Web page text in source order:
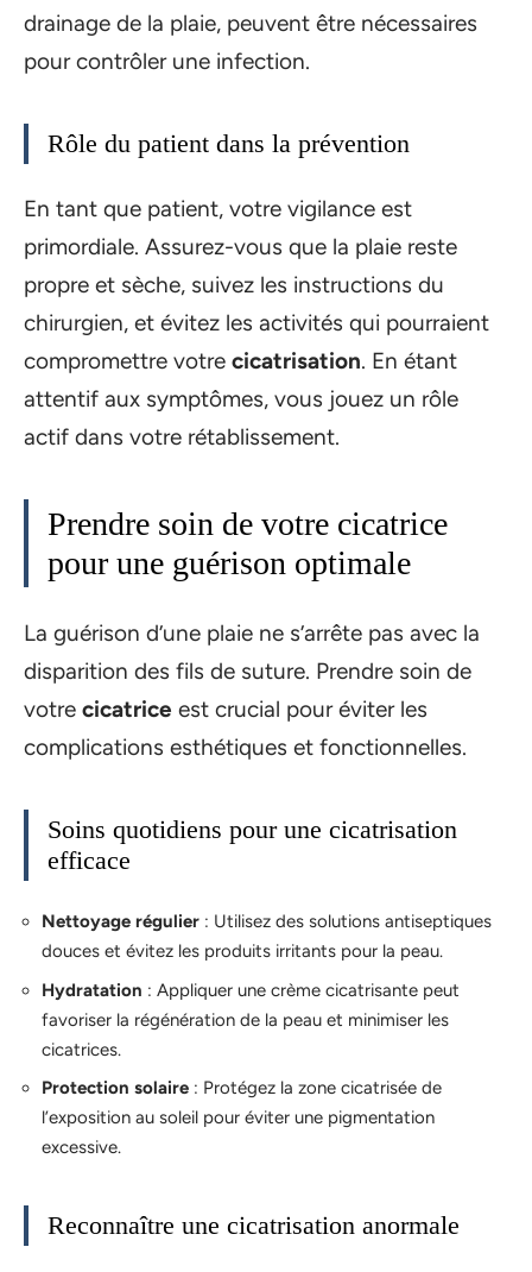
drainage de la plaie, peuvent être nécessaires
pour contrôler une infection.
Rôle du patient dans la prévention
En tant que patient, votre vigilance est
primordiale. Assurez-vous que la plaie reste
propre et sèche, suivez les instructions du
chirurgien, et évitez les activités qui pourraient
compromettre votre cicatrisation. En étant
attentif aux symptômes, vous jouez un rôle
actif dans votre rétablissement.
Prendre soin de votre cicatrice
pour une guérison optimale
La guérison d’une plaie ne s’arrête pas avec la
disparition des fils de suture. Prendre soin de
votre cicatrice est crucial pour éviter les
complications esthétiques et fonctionnelles.
Soins quotidiens pour une cicatrisation
efficace
Nettoyage régulier : Utilisez des solutions antiseptiques
douces et évitez les produits irritants pour la peau.
Hydratation : Appliquer une crème cicatrisante peut
favoriser la régénération de la peau et minimiser les
cicatrices.
Protection solaire : Protégez la zone cicatrisée de
l’exposition au soleil pour éviter une pigmentation
excessive.
Reconnaître une cicatrisation anormale